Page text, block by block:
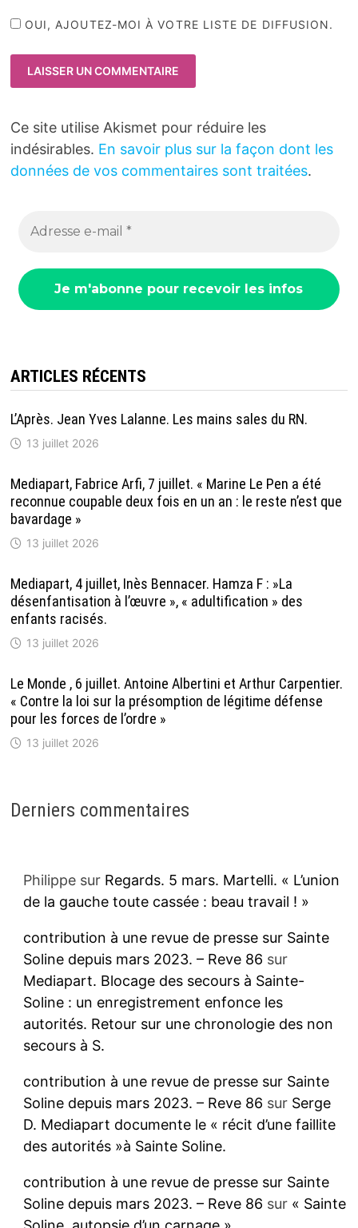
OUI, AJOUTEZ-MOI À VOTRE LISTE DE DIFFUSION.
Ce site utilise Akismet pour réduire les
indésirables. En savoir plus sur la façon dont les
données de vos commentaires sont traitées.
ARTICLES RÉCENTS
L’Après. Jean Yves Lalanne. Les mains sales du RN.
13 juillet 2026
Mediapart, Fabrice Arfi, 7 juillet. « Marine Le Pen a été
reconnue coupable deux fois en un an : le reste n’est que
bavardage »
13 juillet 2026
Mediapart, 4 juillet, Inès Bennacer. Hamza F : »La
désenfantisation à l’œuvre », « adultification » des
enfants racisés.
13 juillet 2026
Le Monde , 6 juillet. Antoine Albertini et Arthur Carpentier.
« Contre la loi sur la présomption de légitime défense
pour les forces de l’ordre »
13 juillet 2026
Derniers commentaires
Philippesur Regards. 5 mars. Martelli. « L’union
de la gauche toute cassée : beau travail ! »
contribution à une revue de presse sur Sainte
Soline depuis mars 2023. – Reve 86 sur
Mediapart. Blocage des secours à Sainte-
Soline : un enregistrement enfonce les
autorités. Retour sur une chronologie des non
secours à S.
contribution à une revue de presse sur Sainte
Soline depuis mars 2023. – Reve 86 sur Serge
D. Mediapart documente le « récit d’une faillite
des autorités »à Sainte Soline.
contribution à une revue de presse sur Sainte
Soline depuis mars 2023. – Reve 86 sur « Sainte